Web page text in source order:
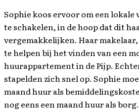
Sophie koos ervoor om een
te schakelen, in de hoop dat dit
vergemakkelijken. Haar
te helpen bij het vinden van een
huurappartement in de Pijp.
stapelden zich snel op. Sophie
maand huur als
nog eens een maand huur als borg.